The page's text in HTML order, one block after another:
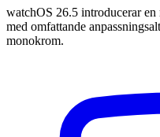
watchOS 26.5 introducerar
med omfattande
monokrom.